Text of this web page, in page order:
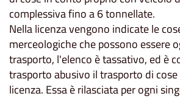
complessiva fino a 6 tonnellate.
Nella licenza vengono indicate le
merceologiche che possono essere
trasporto, l'elenco è tassativo, ed è
trasporto abusivo il trasporto di
licenza. Essa è rilasciata per ogni